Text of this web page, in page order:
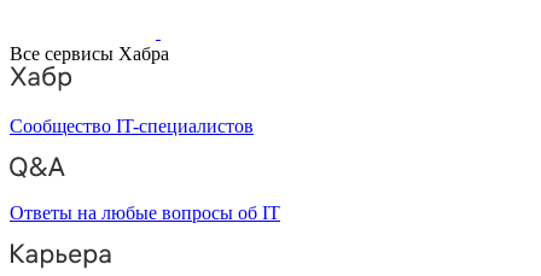
Все сервисы Хабра
Сообщество IT-специалистов
Ответы на любые вопросы об IT